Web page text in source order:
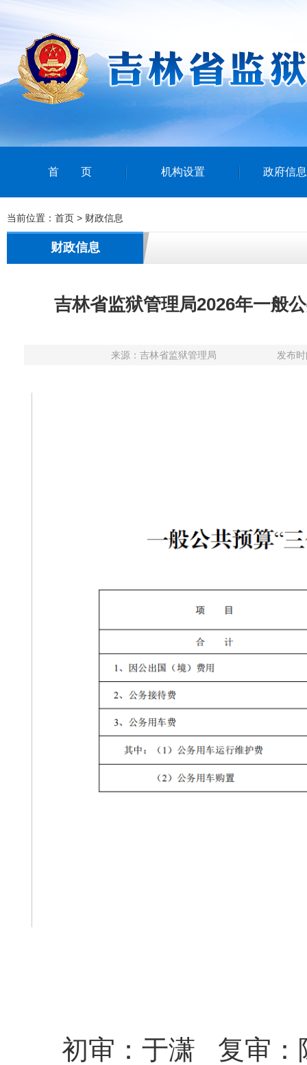
首页 机构设置 政府信
当前位置： 首页 > 财政信息
财政信息
吉林省监狱管理局2026年一般
来源：吉林省监狱管理局 发布
初审：于潇 复审：